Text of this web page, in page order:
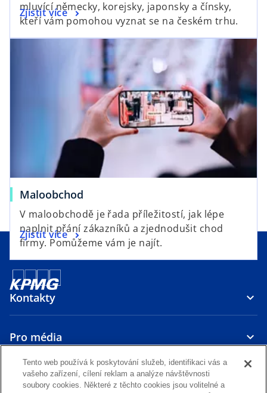
mluvící německy, korejsky, japonsky a čínsky,
kteří vám pomohou vyznat se na českém trhu.
Zjistit více
Maloobchod
V maloobchodě je řada příležitostí, jak lépe
naplnit přání zákazníků a zjednodušit chod
firmy. Pomůžeme vám je najít.
Zjistit více
Kontakty
Pro média
O nás
Tento web používá k poskytování služeb, identifikaci vás a
vašeho zařízení, cílení reklam a analýze návštěvnosti
soubory cookies. Některé z těchto cookies jsou volitelné a